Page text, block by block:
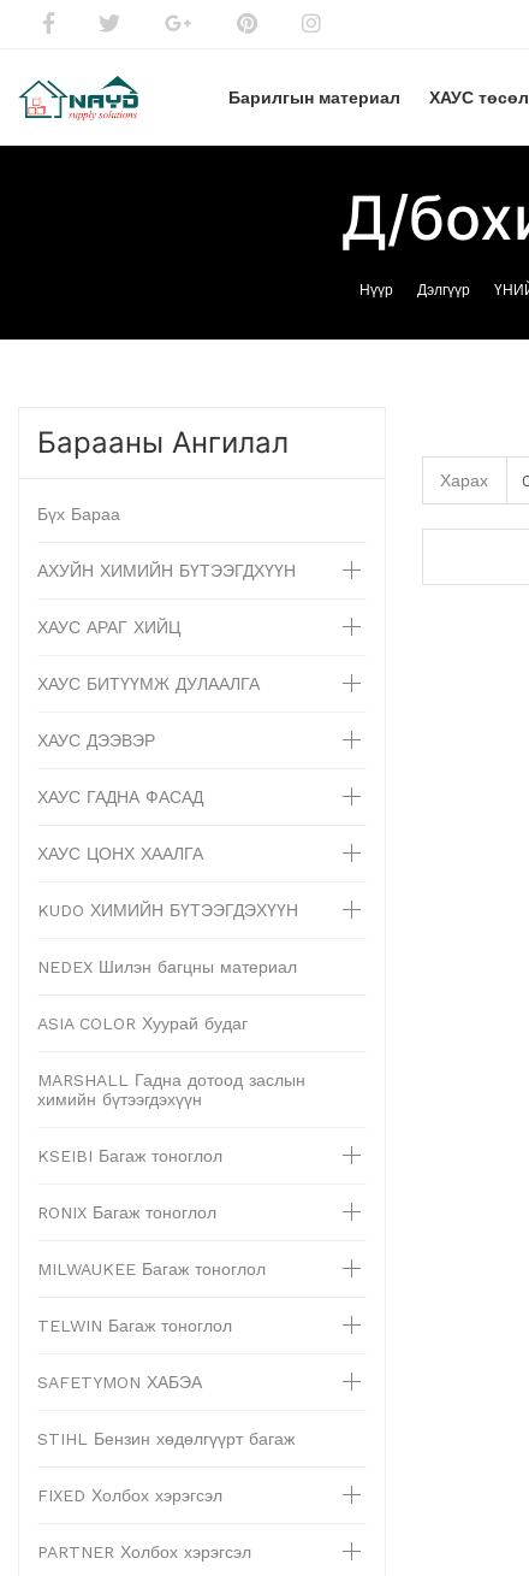
Барилгын материал ХАУС
Д/
Нүүр Дэлгүүр
Барааны Ангилал
Бүх Бараа
АХУЙН ХИМИЙН БҮТЭЭГДХҮҮН
ХАУС АРАГ ХИЙЦ
ХАУС БИТҮҮМЖ ДУЛААЛГА
ХАУС ДЭЭВЭР
ХАУС ГАДНА ФАСАД
ХАУС ЦОНХ ХААЛГА
KUDO ХИМИЙН БҮТЭЭГДЭХҮҮН
NEDEX Шилэн багцны материал
ASIA COLOR Хуурай будаг
MARSHALL Гадна дотоод заслын
химийн бүтээгдэхүүн
KSEIBI Багаж тоноглол
RONIX Багаж тоноглол
MILWAUKEE Багаж тоноглол
TELWIN Багаж тоноглол
SAFETYMON ХАБЭА
STIHL Бензин хөдөлгүүрт багаж
FIXED Холбох хэрэгсэл
PARTNER Холбох хэрэгсэл
Харах